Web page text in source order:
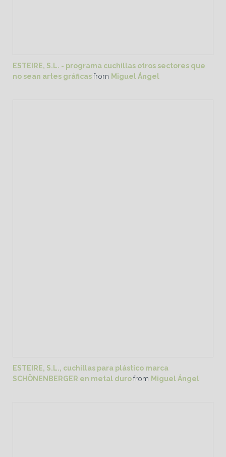
ESTEIRE, S.L. - programa cuchillas otros sectores que
no sean artes gráficasfrom Miguel Ángel
ESTEIRE, S.L., cuchillas para plástico marca
SCHÖNENBERGER en metal durofrom Miguel Ángel